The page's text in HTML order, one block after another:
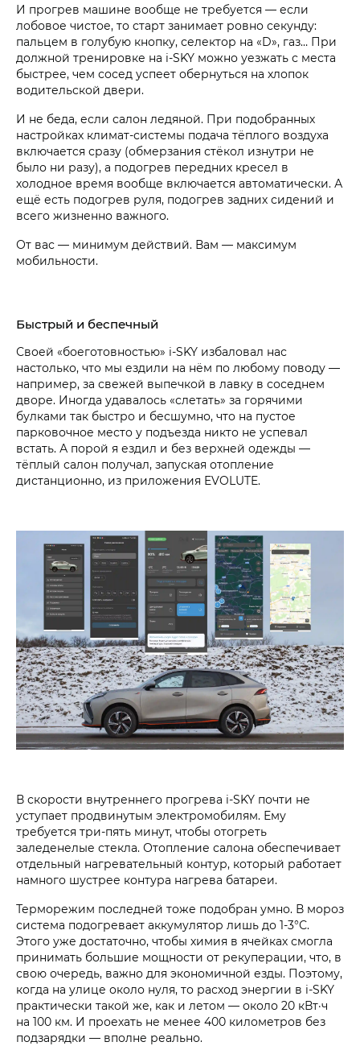
И прогрев машине вообще не требуется — если
лобовое чистое, то старт занимает ровно секунду:
пальцем в голубую кнопку, селектор на «D», газ… При
должной тренировке на i‑SKY можно уезжать с места
быстрее, чем сосед успеет обернуться на хлопок
водительской двери.
И не беда, если салон ледяной. При подобранных
настройках климат-системы подача тёплого воздуха
включается сразу (обмерзания стёкол изнутри не
было ни разу), а подогрев передних кресел в
холодное время вообще включается автоматически. А
ещё есть подогрев руля, подогрев задних сидений и
всего жизненно важного.
От вас — минимум действий. Вам — максимум
мобильности.
Быстрый и беспечный
Своей «боеготовностью» i‑SKY избаловал нас
настолько, что мы ездили на нём по любому поводу —
например, за свежей выпечкой в лавку в соседнем
дворе. Иногда удавалось «слетать» за горячими
булками так быстро и бесшумно, что на пустое
парковочное место у подъезда никто не успевал
встать. А порой я ездил и без верхней одежды —
тёплый салон получал, запуская отопление
дистанционно, из приложения EVOLUTE.
В скорости внутреннего прогрева i‑SKY почти не
уступает продвинутым электромобилям. Ему
требуется три-пять минут, чтобы отогреть
заледенелые стекла. Отопление салона обеспечивает
отдельный нагревательный контур, который работает
намного шустрее контура нагрева батареи.
Терморежим последней тоже подобран умно. В мороз
система подогревает аккумулятор лишь до 1-3°С.
Этого уже достаточно, чтобы химия в ячейках смогла
принимать большие мощности от рекуперации, что, в
свою очередь, важно для экономичной езды. Поэтому,
когда на улице около нуля, то расход энергии в i‑SKY
практически такой же, как и летом — около 20 кВт·ч
на 100 км. И проехать не менее 400 километров без
подзарядки — вполне реально.